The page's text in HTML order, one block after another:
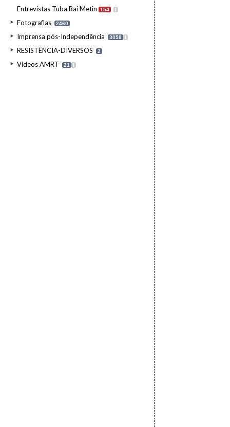
Entrevistas Tuba Rai Metin 154 I
Fotografias 2460
Imprensa pós-Independência 3058 I
RESISTÊNCIA-DIVERSOS 2
Videos AMRT 21 I